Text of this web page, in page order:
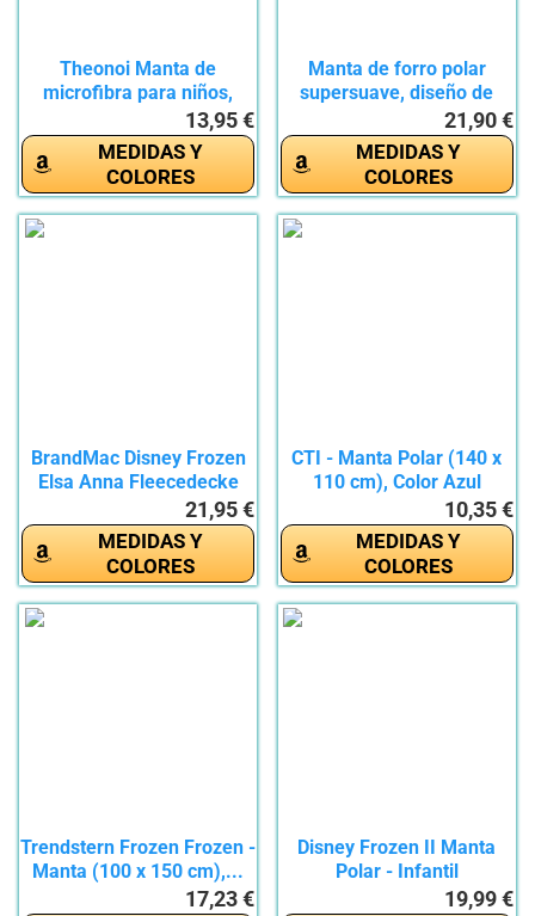
Theonoi Manta de
microfibra para niños,
manta de...13,95 €
MEDIDAS Y
COLORES
Manta de forro polar
supersuave, diseño de
21,90 €
MEDIDAS Y
COLORES
BrandMac Disney Frozen
Elsa Anna Fleecedecke
21,95 €
MEDIDAS Y
COLORES
CTI - Manta Polar (140 x
110 cm), Color Azul
10,35 €
MEDIDAS Y
COLORES
Trendstern Frozen Frozen -
Manta (100 x 150 cm),...
17,23 €
Disney Frozen II Manta
Polar - Infantil
19,99 €